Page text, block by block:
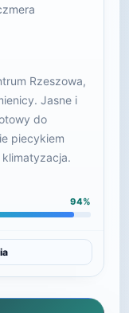
Rzeszowa,
Jasne i
do
piecykiem
94%